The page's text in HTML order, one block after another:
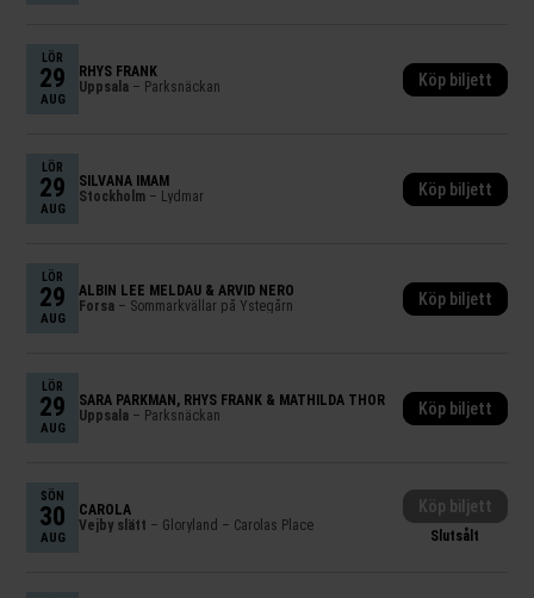
LÖR
29
AUG
RHYS FRANK
Uppsala – Parksnäckan Köp biljett
LÖR
29
AUG
SILVANA IMAM
Stockholm – Lydmar Köp biljett
LÖR
29
AUG
ALBIN LEE MELDAU & ARVID NERO
Forsa – Sommarkvällar på Ystegårn Köp biljett
LÖR
29
AUG
SARA PARKMAN, RHYS FRANK & MATHILDA THOR
Uppsala – Parksnäckan Köp biljett
SÖN
30
AUG
CAROLA
Vejby slätt – Gloryland – Carolas Place
Slutsålt
Köp biljett